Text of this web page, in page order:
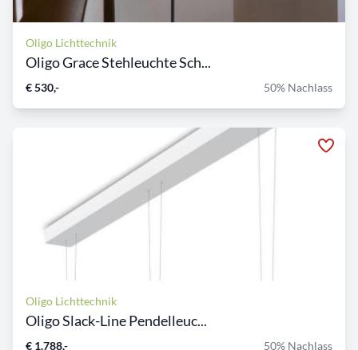
Oligo Lichttechnik
Oligo Grace Stehleuchte Sch...
€ 530,- 50% Nachlass
Oligo Lichttechnik
Oligo Slack-Line Pendelleuc...
€ 1.788,- 50% Nachlass